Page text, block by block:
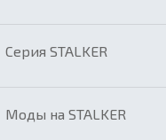
Серия STALKER
Моды на STALKER